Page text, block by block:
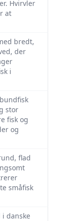
Hvirvler
at
bredt,
der
i
stor
fisk og
og
flad
småfisk
danske